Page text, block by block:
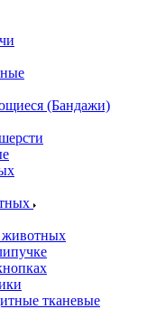
(Бандажи)
животных
тканевые